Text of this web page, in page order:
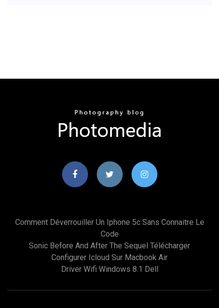
Comment Déverrouiller Un Iphone 5c Sans Connaitre Le
Code
Sonic Before And After The Sequel Télécharger
Configurer Icloud Sur Macbook Air
Driver Wifi Windows 8.1 Dell